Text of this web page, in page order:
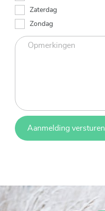
Zaterdag
Zondag
Aanmelding versturen